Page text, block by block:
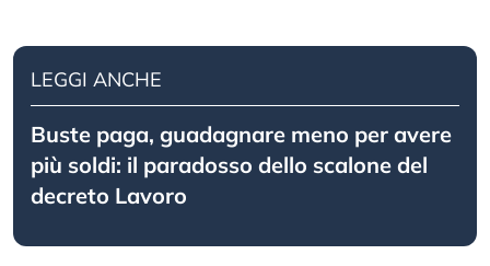
LEGGI ANCHE
Buste paga, guadagnare meno per avere
più soldi: il paradosso dello scalone del
decreto Lavoro